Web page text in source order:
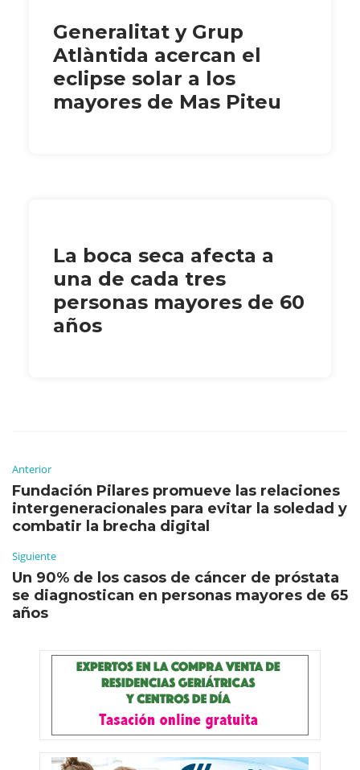
Generalitat y Grup
Atlàntida acercan el
eclipse solar a los
mayores de Mas Piteu
La boca seca afecta a
una de cada tres
personas mayores de 60
años
Anterior
Fundación Pilares promueve las relaciones
intergeneracionales para evitar la soledad y
combatir la brecha digital
Siguiente
Un 90% de los casos de cáncer de próstata
se diagnostican en personas mayores de 65
años